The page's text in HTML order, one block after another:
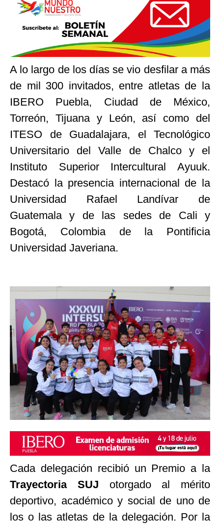
A lo largo de los días se vio desfilar a más
de mil 300 invitados, entre atletas de la
IBERO Puebla, Ciudad de México,
Torreón, Tijuana y León, así como del
ITESO de Guadalajara, el Tecnológico
Universitario del Valle de Chalco y el
Instituto Superior Intercultural Ayuuk.
Destacó la presencia internacional de la
Universidad Rafael Landívar de
Guatemala y de las sedes de Cali y
Bogotá, Colombia de la Pontificia
Universidad Javeriana.
Cada delegación recibió un Premio a la
Trayectoria SUJ otorgado al mérito
deportivo, académico y social de uno de
los o las atletas de la delegación. Por la